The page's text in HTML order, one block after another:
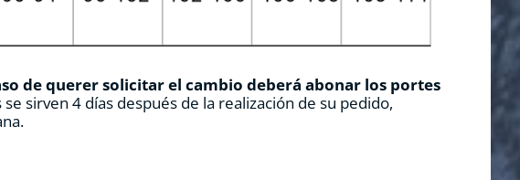
de querer solicitar el cambio deberá abonar los portes
se sirven 4 días después de la realización de su pedido,